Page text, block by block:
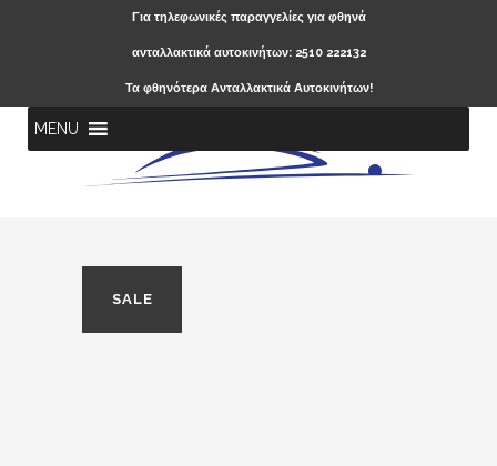
Για τηλεφωνικές παραγγελίες για φθηνά
ανταλλακτικά αυτοκινήτων: 2510 222132
Τα φθηνότερα Ανταλλακτικά Αυτοκινήτων!
MENU
SALE